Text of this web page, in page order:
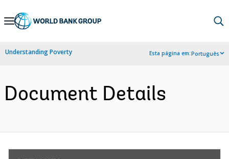
Skip
Navigation
Understanding Poverty Esta página em:Português
Document Details